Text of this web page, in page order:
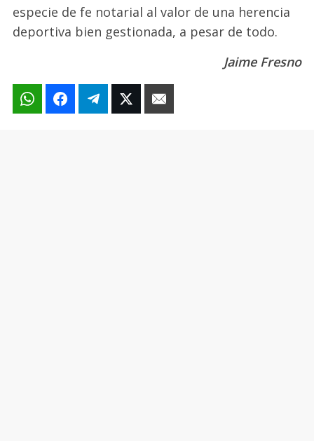
especie de fe notarial al valor de una herencia
deportiva bien gestionada, a pesar de todo.
Jaime Fresno